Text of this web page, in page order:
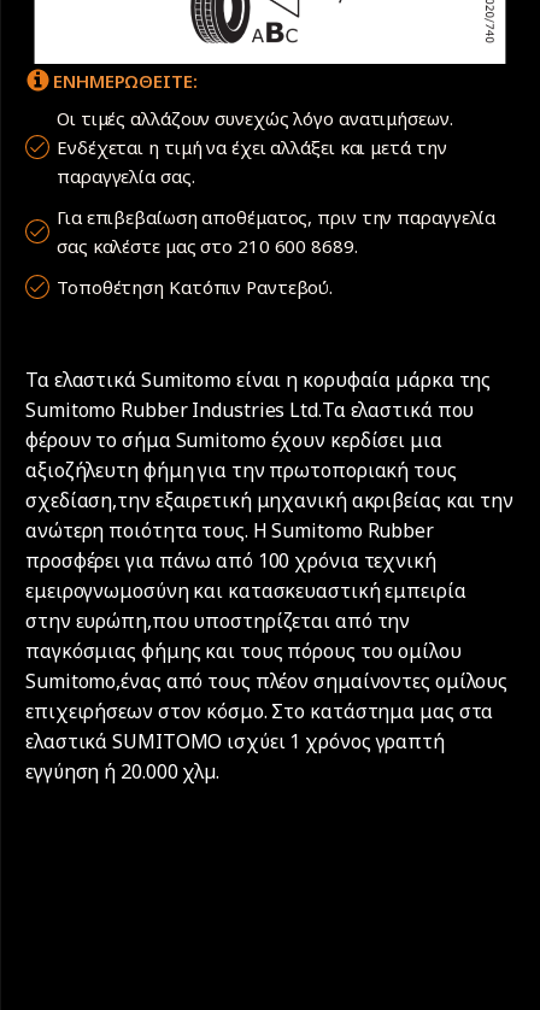
ΕΝΗΜΕΡΩΘΕΙΤΕ:
Οι τιμές αλλάζουν συνεχώς λόγο ανατιμήσεων.
Ενδέχεται η τιμή να έχει αλλάξει και μετά την
παραγγελία σας.
Για επιβεβαίωση αποθέματος, πριν την παραγγελία
σας καλέστε μας στο 210 600 8689.
Τοποθέτηση Κατόπιν Ραντεβού.
Τα ελαστικά Sumitomo είναι η κορυφαία μάρκα της
Sumitomo Rubber Industries Ltd.Τα ελαστικά που
φέρουν το σήμα Sumitomo έχουν κερδίσει μια
αξιοζήλευτη φήμη για την πρωτοποριακή τους
σχεδίαση,την εξαιρετική μηχανική ακριβείας και την
ανώτερη ποιότητα τους. Η Sumitomo Rubber
προσφέρει για πάνω από 100 χρόνια τεχνική
εμειρογνωμοσύνη και κατασκευαστική εμπειρία
στην ευρώπη,που υποστηρίζεται από την
παγκόσμιας φήμης και τους πόρους του ομίλου
Sumitomo,ένας από τους πλέον σημαίνοντες ομίλους
επιχειρήσεων στον κόσμο. Στο κατάστημα μας στα
ελαστικά SUMITOMO ισχύει 1 χρόνος γραπτή
εγγύηση ή 20.000 χλµ.